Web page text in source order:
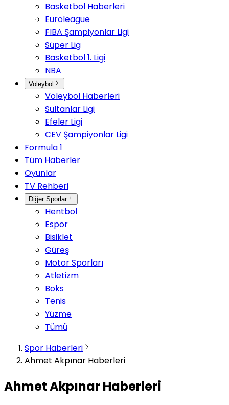
Basketbol Haberleri
Euroleague
FIBA Şampiyonlar Ligi
Süper Lig
Basketbol 1. Ligi
NBA
Voleybol
Voleybol Haberleri
Sultanlar Ligi
Efeler Ligi
CEV Şampiyonlar Ligi
Formula 1
Tüm Haberler
Oyunlar
TV Rehberi
Diğer Sporlar
Hentbol
Espor
Bisiklet
Güreş
Motor Sporları
Atletizm
Boks
Tenis
Yüzme
Tümü
Spor Haberleri
Ahmet Akpınar Haberleri
Ahmet Akpınar Haberleri